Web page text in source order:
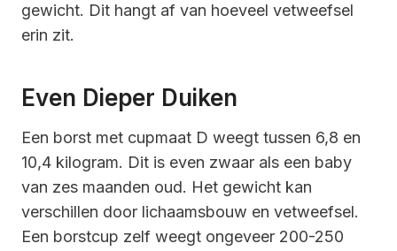
gewicht. Dit hangt af van hoeveel vetweefsel
erin zit.
Even Dieper Duiken
Een borst met cupmaat D weegt tussen 6,8 en
10,4 kilogram. Dit is even zwaar als een baby
van zes maanden oud. Het gewicht kan
verschillen door lichaamsbouw en vetweefsel.
Een borstcup zelf weegt ongeveer 200-250